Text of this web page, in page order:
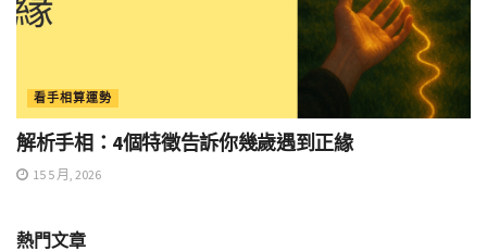
看手相算運勢
解析手相：4個特徵告訴你幾歲遇到正緣
15 5 月, 2026
熱門文章